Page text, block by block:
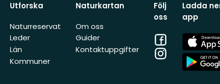
Utforska
Naturreservat
Leder
Län
Kommuner
Naturkartan
Om oss
Guider
Kontaktuppgifter
Följ
oss
Facebook
Instagram
Ladda
app
App
Store
App
Store